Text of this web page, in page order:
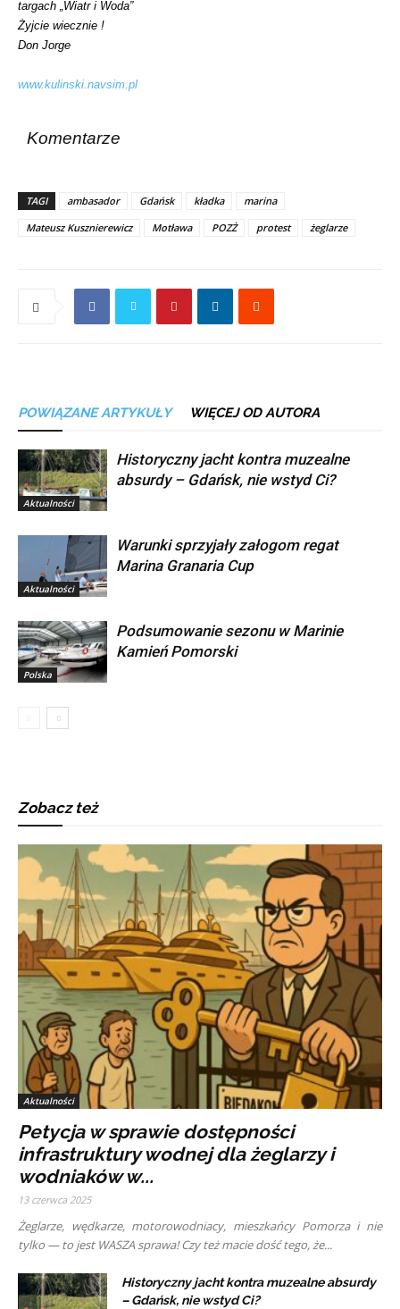
targach „Wiatr i Woda”
Żyjcie wiecznie !
Don Jorge
www.kulinski.navsim.pl
Komentarze
TAGI ambasador Gdańsk kładka
marina
Mateusz Kusznierewicz
Motława POZŻ protest żeglarze
POWIĄZANE ARTYKUŁY WIĘCEJ OD AUTORA
Aktualności
Historyczny jacht kontra muzealne
absurdy – Gdańsk, nie wstyd Ci?
Aktualności
Warunki sprzyjały załogom regat
Marina Granaria Cup
Polska
Podsumowanie sezonu w Marinie
Kamień Pomorski
Zobacz też
Aktualności
Petycja w sprawie dostępności
infrastruktury wodnej dla żeglarzy i
wodniaków w...
13 czerwca 2025
Żeglarze, wędkarze, motorowodniacy, mieszkańcy Pomorza i nie
tylko — to jest WASZA sprawa! Czy też macie dość tego, że...
Historyczny jacht kontra muzealne absurdy
– Gdańsk, nie wstyd Ci?